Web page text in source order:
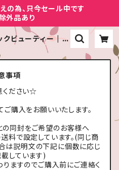
の為、只今セール中です
外品あり
ビューティー | ネ
ンドメイドCure
事項
ださい☆
購入をお願いいたします。
同封をご希望のお客様へ
料で設定しています。(同じ商
は説明文の下記に個数に応じ
しています)
ますのでご購入前にご連絡く